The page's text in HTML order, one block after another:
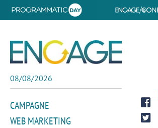
08/08/2026
CAMPAGNE
WEB MARKETING